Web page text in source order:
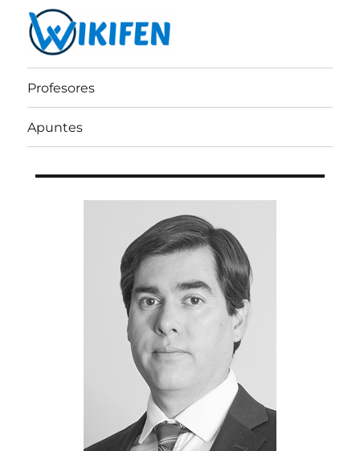
Wikifen
Profesores
Apuntes